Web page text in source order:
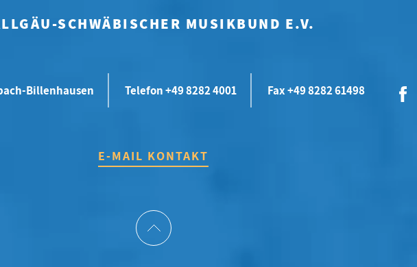
SCHWÄBISCHER MUSIKBUND E.V.
Billenhausen Telefon +49 8282 4001 Fax +49 8282 61498
E-MAIL KONTAKT